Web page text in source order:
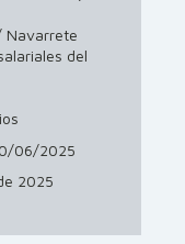
Navarrete
del
06/2025
2025